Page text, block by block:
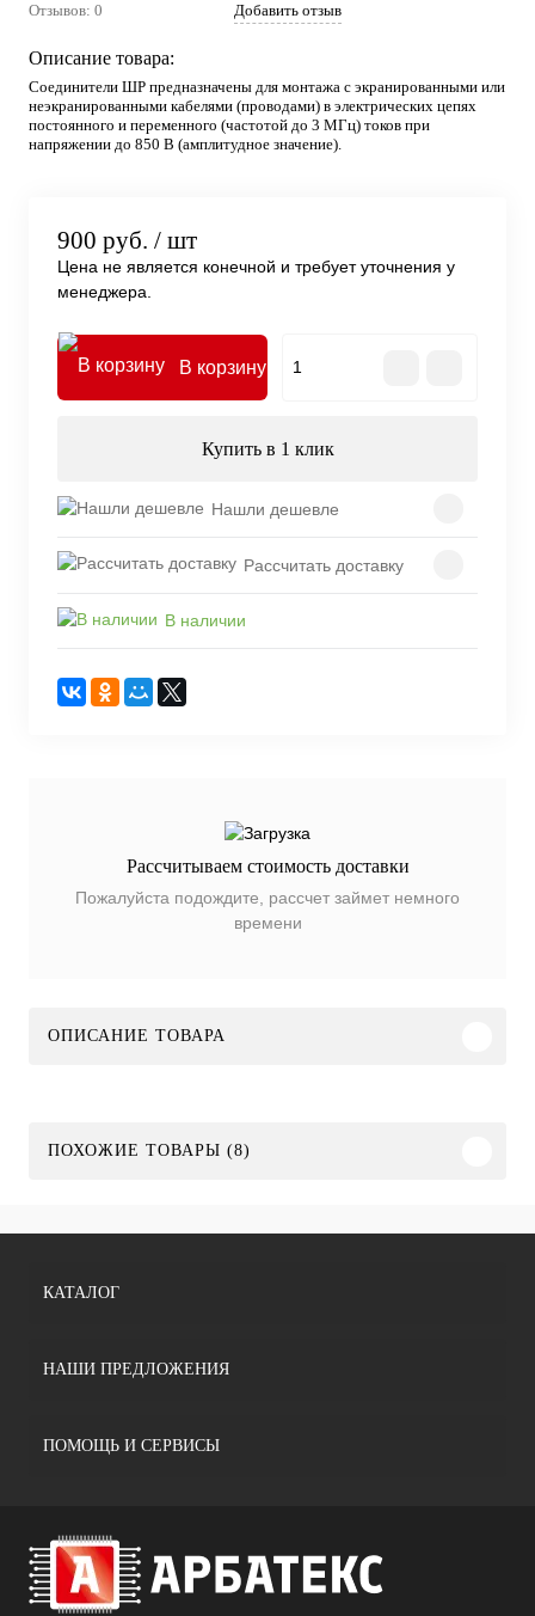
Отзывов: 0 Добавить отзыв
Описание товара:
Соединители ШР предназначены для монтажа с экранированными или
неэкранированными кабелями (проводами) в электрических цепях
постоянного и переменного (частотой до 3 МГц) токов при
напряжении до 850 В (амплитудное значение).
900 руб. / шт
Цена не является конечной и требует уточнения у
менеджера.
В корзину
Купить в 1 клик
Нашли дешевле
Рассчитать доставку
В наличии
Рассчитываем стоимость доставки
Пожалуйста подождите, рассчет займет немного
времени
ОПИСАНИЕ ТОВАРА
ПОХОЖИЕ ТОВАРЫ (8)
КАТАЛОГ
НАШИ ПРЕДЛОЖЕНИЯ
ПОМОЩЬ И СЕРВИСЫ